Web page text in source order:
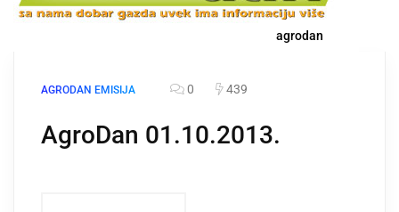
agrodan
AGRODAN EMISIJA 0 439
AgroDan 01.10.2013.